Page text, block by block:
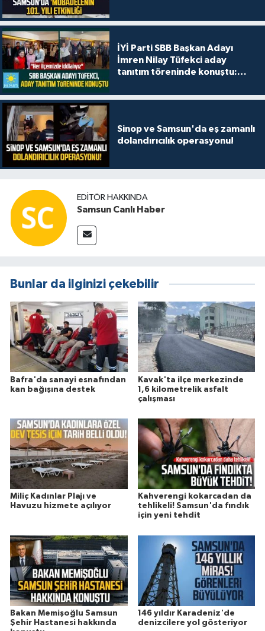
İYİ Parti SBB Başkan Adayı
İmren Nilay Tüfekci aday
tanıtım töreninde konuştu:
Sinop ve Samsun'da eş zamanlı
dolandırıcılık operasyonu!
EDITÖR HAKKINDA
Samsun Canlı Haber
Bunlar da ilginizi çekebilir
Bafra'da sanayi esnafından
kan bağışına destek
Kavak'ta ilçe merkezinde
1,6 kilometrelik asfalt
çalışması
Miliç Kadınlar Plajı ve
Havuzu hizmete açılıyor
Kahverengi kokarcadan da
tehlikeli! Samsun'da fındık
için yeni tehdit
Bakan Memişoğlu Samsun
Şehir Hastanesi hakkında
146 yıldır Karadeniz'de
denizcilere yol gösteriyor